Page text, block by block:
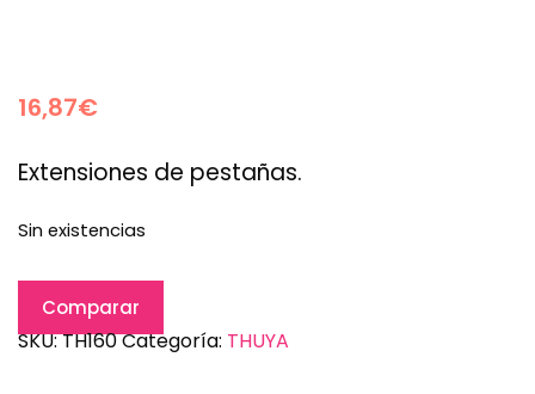
16,87€
Extensiones de pestañas.
Sin existencias
Comparar
SKU:TH160Categoría: THUYA